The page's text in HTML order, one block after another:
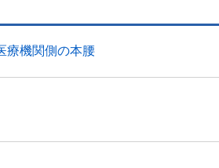
療機関側の本腰